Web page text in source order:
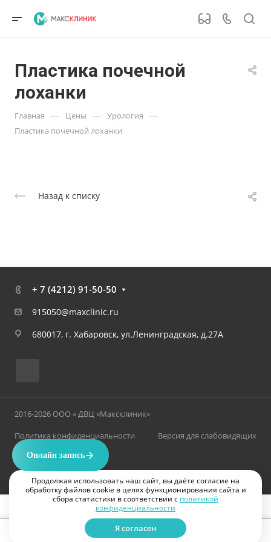
Пластика почечной
лоханки
Главная — Цены — Урология —
Пластика почечной лоханки
Назад к списку
+ 7 (4212) 91-50-50
915050@maxclinic.ru
680017, г. Хабаровск, ул.Ленинградская, д.27А
2016-2026 ООО « ДВЦ «Максклиник»
Политика конфиденциальности
Версия для слабовидящих
ИМЕЮТСЯ ПРОТИВОПОКАЗАНИЯ. НЕОБХОДИМА КОНСУЛЬТАЦИЯ ВРАЧА
Продолжая использовать наш сайт, вы даёте согласие на
обработку файлов cookie в целях функционирования сайта и
сбора статистики в соответствии с политикой
конфиденциальности
Я согласен